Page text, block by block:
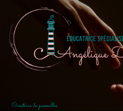
Créatrice de passerelles